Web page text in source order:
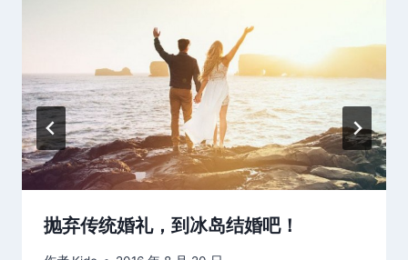
抛弃传统婚礼，到冰岛结婚吧！